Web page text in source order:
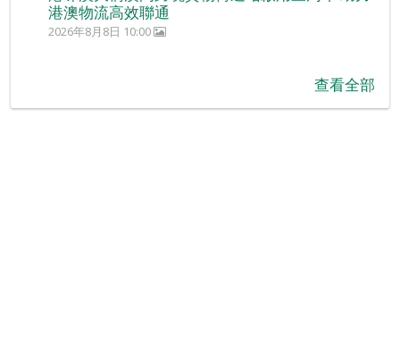
港澳物流高效聯通
2026年8月8日 10:00
查看全部